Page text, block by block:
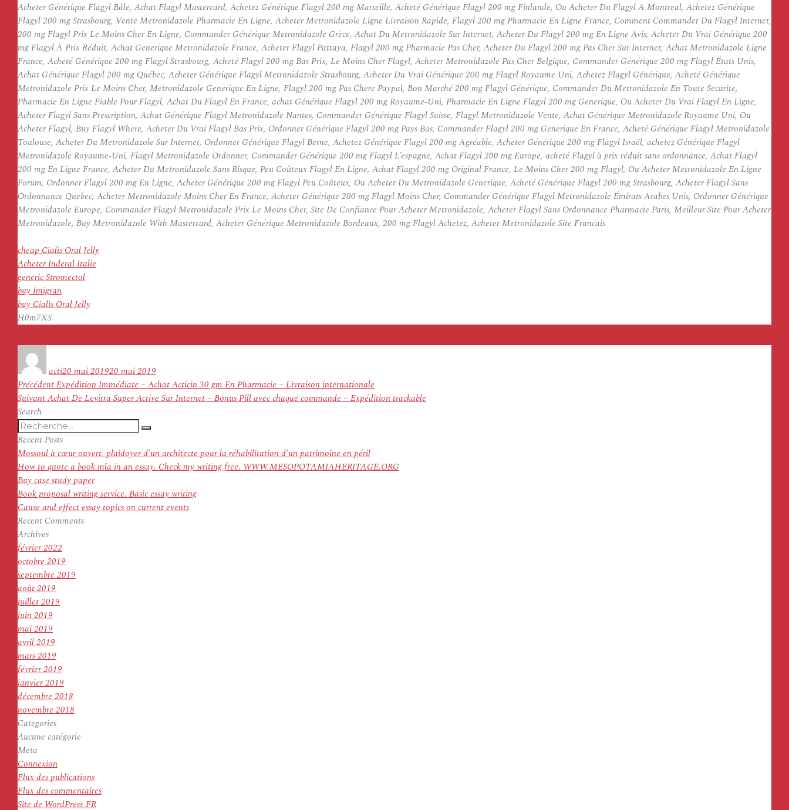
Acheter Générique Flagyl Bâle, Achat Flagyl Mastercard, Achetez Générique Flagyl 200 mg Marseille, Acheté Générique Flagyl 200 mg Finlande, Ou Acheter Du Flagyl A Montreal, Achetez Générique
Flagyl 200 mg Strasbourg, Vente Metronidazole Pharmacie En Ligne, Acheter Metronidazole Ligne Livraison Rapide, Flagyl 200 mg Pharmacie En Ligne France, Comment Commander Du Flagyl Internet,
200 mg Flagyl Prix Le Moins Cher En Ligne, Commander Générique Metronidazole Grèce, Achat Du Metronidazole Sur Internet, Acheter Du Flagyl 200 mg En Ligne Avis, Acheter Du Vrai Générique 200
mg Flagyl À Prix Réduit, Achat Generique Metronidazole France, Acheter Flagyl Pattaya, Flagyl 200 mg Pharmacie Pas Cher, Acheter Du Flagyl 200 mg Pas Cher Sur Internet, Achat Metronidazole Ligne
France, Acheté Générique 200 mg Flagyl Strasbourg, Acheté Flagyl 200 mg Bas Prix, Le Moins Cher Flagyl, Acheter Metronidazole Pas Cher Belgique, Commander Générique 200 mg Flagyl États Unis,
Achat Générique Flagyl 200 mg Québec, Acheter Générique Flagyl Metronidazole Strasbourg, Acheter Du Vrai Générique 200 mg Flagyl Royaume Uni, Achetez Flagyl Générique, Acheté Générique
Metronidazole Prix Le Moins Cher, Metronidazole Generique En Ligne, Flagyl 200 mg Pas Chere Paypal, Bon Marché 200 mg Flagyl Générique, Commander Du Metronidazole En Toute Securite,
Pharmacie En Ligne Fiable Pour Flagyl, Achat Du Flagyl En France, achat Générique Flagyl 200 mg Royaume-Uni, Pharmacie En Ligne Flagyl 200 mg Generique, Ou Acheter Du Vrai Flagyl En Ligne,
Acheter Flagyl Sans Prescription, Achat Générique Flagyl Metronidazole Nantes, Commander Générique Flagyl Suisse, Flagyl Metronidazole Vente, Achat Générique Metronidazole Royaume Uni, Ou
Acheter Flagyl, Buy Flagyl Where, Acheter Du Vrai Flagyl Bas Prix, Ordonner Générique Flagyl 200 mg Pays Bas, Commander Flagyl 200 mg Generique En France, Acheté Générique Flagyl Metronidazole
Toulouse, Acheter Du Metronidazole Sur Internet, Ordonner Générique Flagyl Berne, Achetez Générique Flagyl 200 mg Agréable, Acheter Générique 200 mg Flagyl Israël, achetez Générique Flagyl
Metronidazole Royaume-Uni, Flagyl Metronidazole Ordonner, Commander Générique 200 mg Flagyl L’espagne, Achat Flagyl 200 mg Europe, acheté Flagyl à prix réduit sans ordonnance, Achat Flagyl
200 mg En Ligne France, Acheter Du Metronidazole Sans Risque, Peu Coûteux Flagyl En Ligne, Achat Flagyl 200 mg Original France, Le Moins Cher 200 mg Flagyl, Ou Acheter Metronidazole En Ligne
Forum, Ordonner Flagyl 200 mg En Ligne, Acheter Générique 200 mg Flagyl Peu Coûteux, Ou Acheter Du Metronidazole Generique, Acheté Générique Flagyl 200 mg Strasbourg, Acheter Flagyl Sans
Ordonnance Quebec, Acheter Metronidazole Moins Cher En France, Acheter Générique 200 mg Flagyl Moins Cher, Commander Générique Flagyl Metronidazole Émirats Arabes Unis, Ordonner Générique
Metronidazole Europe, Commander Flagyl Metronidazole Prix Le Moins Cher, Site De Confiance Pour Acheter Metronidazole, Acheter Flagyl Sans Ordonnance Pharmacie Paris, Meilleur Site Pour Acheter
Metronidazole, Buy Metronidazole With Mastercard, Acheter Générique Metronidazole Bordeaux, 200 mg Flagyl Achetez, Acheter Metronidazole Site Francais
cheap Cialis Oral Jelly
Acheter Inderal Italie
generic Stromectol
buy Imigran
buy Cialis Oral Jelly
H0m7XS
actile
20 mai 201920 mai 2019
Navigation
de
l’article
PrécédentArticle
précédent :
Expédition Immédiate – Achat Acticin 30 gm En Pharmacie – Livraison internationale
SuivantArticle
Achat De Levitra Super Active Sur Internet – Bonus Pill avec chaque commande – Expédition trackable
Search
Recherche
pour
:
Recherche
Recent Posts
Mossoul à cœur ouvert, plaidoyer d’un architecte pour la réhabilitation d’un patrimoine en péril
How to quote a book mla in an essay. Check my writing free. WWW.MESOPOTAMIAHERITAGE.ORG
Buy case study paper
Book proposal writing service. Basic essay writing
Cause and effect essay topics on current events
Recent Comments
Archives
février 2022
octobre 2019
septembre 2019
août 2019
juillet 2019
juin 2019
mai 2019
avril 2019
mars 2019
février 2019
janvier 2019
décembre 2018
novembre 2018
Categories
Aucune catégorie
Meta
Connexion
Flux des publications
Flux des commentaires
Site de WordPress-FR